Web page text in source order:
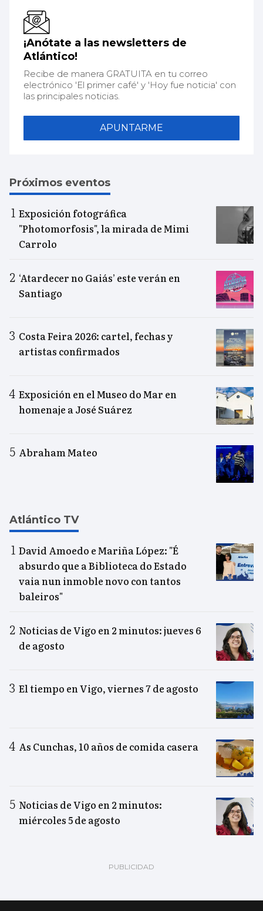
¡Anótate a las newsletters de
Atlántico!
Recibe de manera GRATUITA en tu correo
electrónico 'El primer café' y 'Hoy fue noticia' con
las principales noticias.
APUNTARME
Próximos eventos
Exposición fotográfica
"Photomorfosis", la mirada de Mimi
Carrolo
‘Atardecer no Gaiás’ este verán en
Santiago
Costa Feira 2026: cartel, fechas y
artistas confirmados
Exposición en el Museo do Mar en
homenaje a José Suárez
Abraham Mateo
Atlántico TV
David Amoedo e Mariña López: "É
absurdo que a Biblioteca do Estado
vaia nun inmoble novo con tantos
baleiros"
Noticias de Vigo en 2 minutos: jueves 6
de agosto
El tiempo en Vigo, viernes 7 de agosto
As Cunchas, 10 años de comida casera
Noticias de Vigo en 2 minutos:
miércoles 5 de agosto